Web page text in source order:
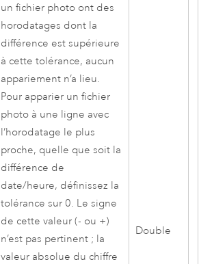
un fichier photo ont des
horodatages dont la
différence est supérieure
à cette tolérance, aucun
appariement n’a lieu.
Pour apparier un fichier
photo à une ligne avec
l’horodatage le plus
proche, quelle que soit la
différence de
date/heure, définissez la
tolérance sur 0. Le signe
de cette valeur (- ou +)
n’est pas pertinent ; la
valeur absolue du chiffre
Double